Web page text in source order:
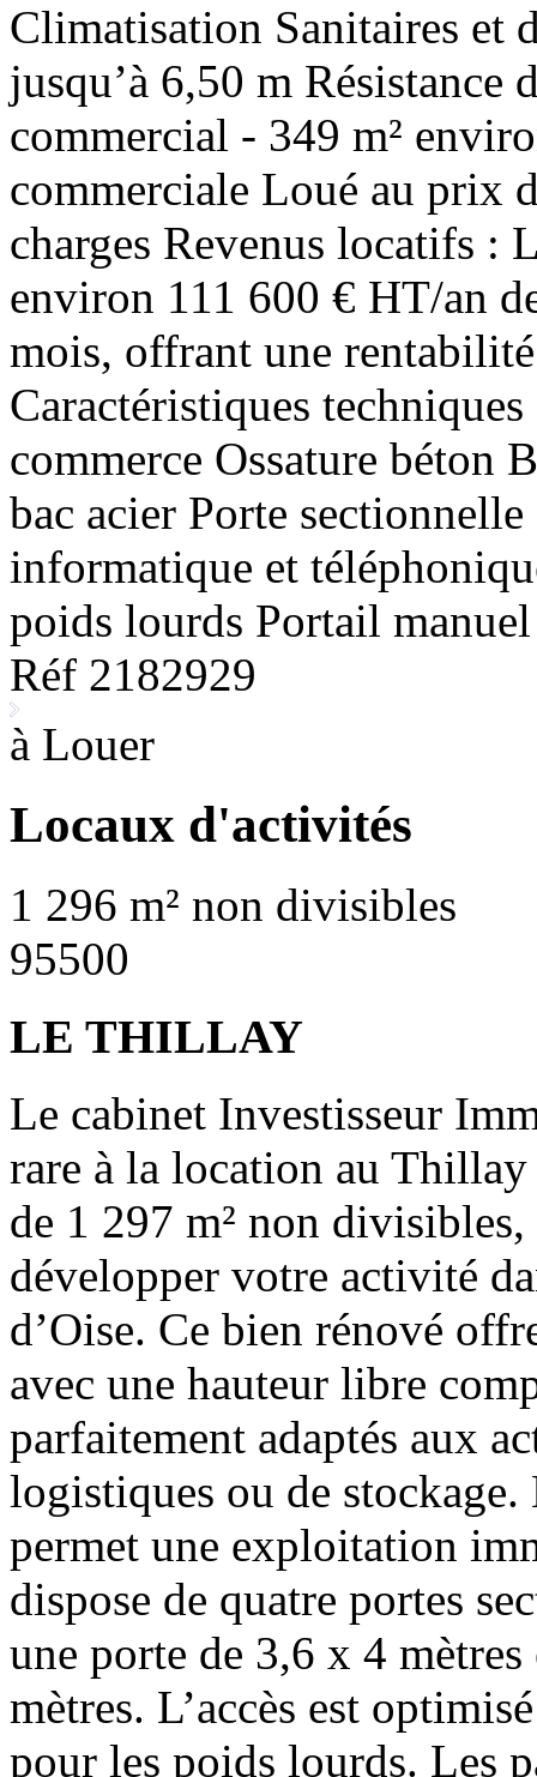
Climatisation Sanitaires et
jusqu’à 6,50 m Résistance
commercial - 349 m²
commerciale Loué au prix
charges Revenus locatifs :
environ 111 600 € HT/an
mois, offrant une
Caractéristiques
commerce Ossature béton
bac acier Porte
informatique et
poids lourds Portail
Réf 2182929
à Louer
Locaux d'activités
1 296 m² non divisibles
95500
LE THILLAY
Le cabinet Investisseur
rare à la location au
de 1 297 m² non
développer votre activité
d’Oise. Ce bien rénové
avec une hauteur libre
parfaitement adaptés aux
logistiques ou de stockage.
permet une exploitation
dispose de quatre portes
une porte de 3,6 x 4
mètres. L’accès est
pour les poids lourds. Les